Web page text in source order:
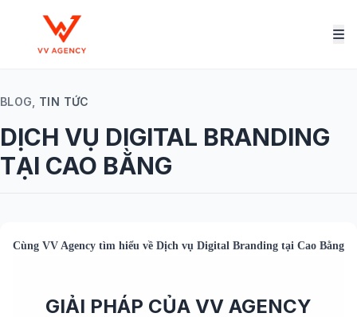
BLOG, TIN TỨC
DỊCH VỤ DIGITAL BRANDING
TẠI CAO BẰNG
Cùng VV Agency tìm hiểu về Dịch vụ Digital Branding tại Cao Bằng
GIẢI PHÁP CỦA VV AGENCY